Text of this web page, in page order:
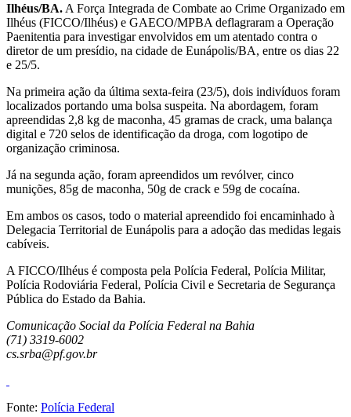
Ilhéus/BA. A Força Integrada de Combate ao Crime Organizado em
Ilhéus (FICCO/Ilhéus) e GAECO/MPBA deflagraram a Operação
Paenitentia para investigar envolvidos em um atentado contra o
diretor de um presídio, na cidade de Eunápolis/BA, entre os dias 22
e 25/5.
Na primeira ação da última sexta-feira (23/5), dois indivíduos foram
localizados portando uma bolsa suspeita. Na abordagem, foram
apreendidas 2,8 kg de maconha, 45 gramas de crack, uma balança
digital e 720 selos de identificação da droga, com logotipo de
organização criminosa.
Já na segunda ação, foram apreendidos um revólver, cinco
munições, 85g de maconha, 50g de crack e 59g de cocaína.
Em ambos os casos, todo o material apreendido foi encaminhado à
Delegacia Territorial de Eunápolis para a adoção das medidas legais
cabíveis.
A FICCO/Ilhéus é composta pela Polícia Federal, Polícia Militar,
Polícia Rodoviária Federal, Polícia Civil e Secretaria de Segurança
Pública do Estado da Bahia.
Comunicação Social da Polícia Federal na Bahia
(71) 3319-6002
cs.srba@pf.gov.br
Fonte: Polícia Federal